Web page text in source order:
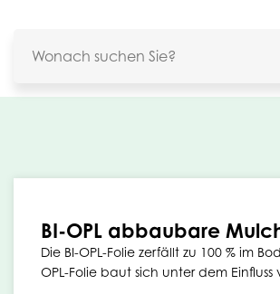
BI-OPL abbaubare
Die BI-OPL-Folie zerfällt zu 100 % im
OPL-Folie baut sich unter dem